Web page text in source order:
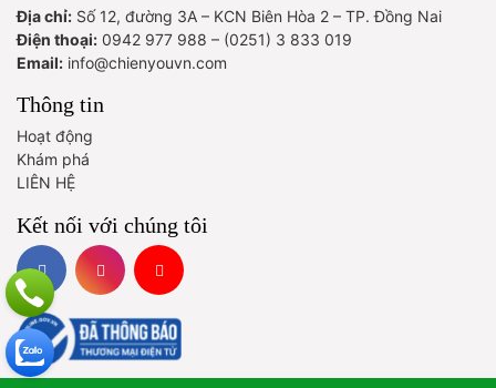
Địa chỉ: Số 12, đường 3A – KCN Biên Hòa 2 – TP. Đồng Nai
Điện thoại: 0942 977 988 – (0251) 3 833 019
Email: info@chienyouvn.com
Thông tin
Hoạt động
Khám phá
LIÊN HỆ
Kết nối với chúng tôi